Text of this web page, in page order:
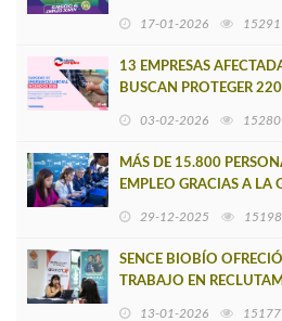
17-01-2026 15291
13 EMPRESAS
BUSCAN PROTEGER
03-02-2026 15280
MÁS DE 15.800
EMPLEO GRACIAS A LA
29-12-2025 15198
SENCE BIOBÍO
TRABAJO EN
13-01-2026 15177